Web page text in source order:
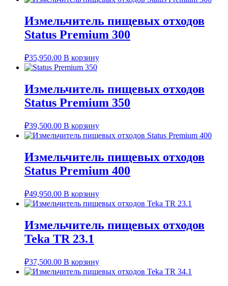
Измельчитель пищевых отходов
Status Premium 300
₽35,950.00 В корзину
Измельчитель пищевых отходов
Status Premium 350
₽39,500.00 В корзину
Измельчитель пищевых отходов
Status Premium 400
₽49,950.00 В корзину
Измельчитель пищевых отходов
Teka TR 23.1
₽37,500.00 В корзину